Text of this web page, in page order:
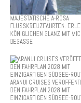
MAJESTÄTISCHE A-ROSA
FLUSSKREUZFAHRTEN:
KÖNIGLICHEN GLANZ MIT
BEGASSE
ARANUI CRUISES
DEN FAHRPLAN 2028 MIT
EINZIGARTIGEN SÜDSEE-